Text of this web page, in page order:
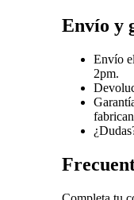
Envío y
Envío
2pm.